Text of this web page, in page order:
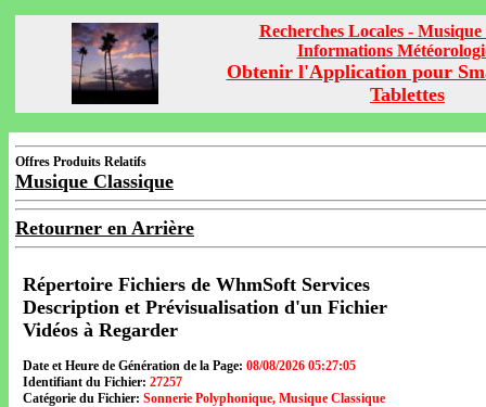
Recherches Locales - Musique
Informations
Obtenir l'Application pour
Tablettes
Offres Produits Relatifs
Musique Classique
Retourner en Arrière
Répertoire Fichiers de WhmSoft Services
Description et Prévisualisation d'un Fichier
Vidéos à Regarder
Date et Heure de Génération de la Page: 08/08/2026 05:27:05
Identifiant du Fichier: 27257
Catégorie du Fichier: Sonnerie Polyphonique, Musique Classique